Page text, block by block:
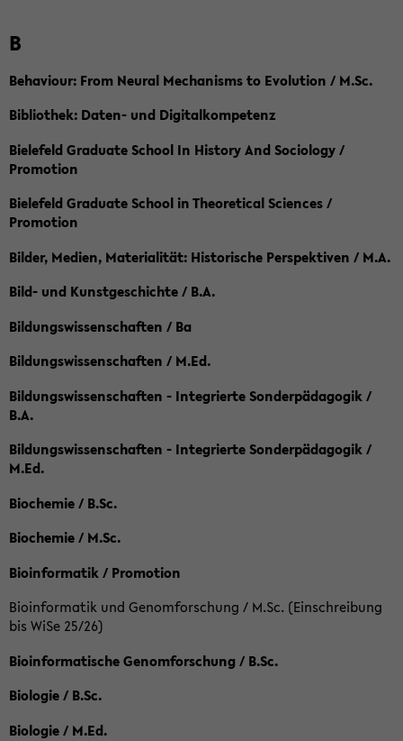
B
Behaviour: From Neural Mechanisms to Evolution / M.Sc.
Bibliothek: Daten- und Digitalkompetenz
Bielefeld Graduate School In History And Sociology /
Promotion
Bielefeld Graduate School in Theoretical Sciences /
Promotion
Bilder, Medien, Materialität: Historische Perspektiven / M.A.
Bild- und Kunstgeschichte / B.A.
Bildungswissenschaften / Ba
Bildungswissenschaften / M.Ed.
Bildungswissenschaften - Integrierte Sonderpädagogik /
B.A.
Bildungswissenschaften - Integrierte Sonderpädagogik /
M.Ed.
Biochemie / B.Sc.
Biochemie / M.Sc.
Bioinformatik / Promotion
Bioinformatik und Genomforschung / M.Sc. (Einschreibung
bis WiSe 25/26)
Bioinformatische Genomforschung / B.Sc.
Biologie / B.Sc.
Biologie / M.Ed.